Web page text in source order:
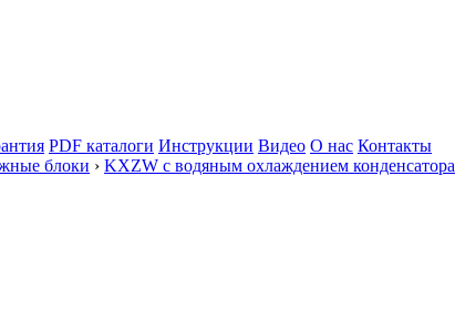
PDF каталоги Инструкции Видео О нас Контакты
блоки › KXZW с водяным охлаждением конденсатора